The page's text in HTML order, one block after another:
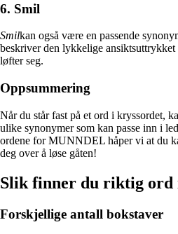
6. Smil
Smilkan også være en passende
beskriver den lykkelige
løfter seg.
Oppsummering
Når du står fast på et ord i kryssordet,
ulike synonymer som kan passe inn i
ordene for MUNNDEL håper vi at du
deg over å løse gåten!
Slik finner du riktig ord
Forskjellige antall bokstaver